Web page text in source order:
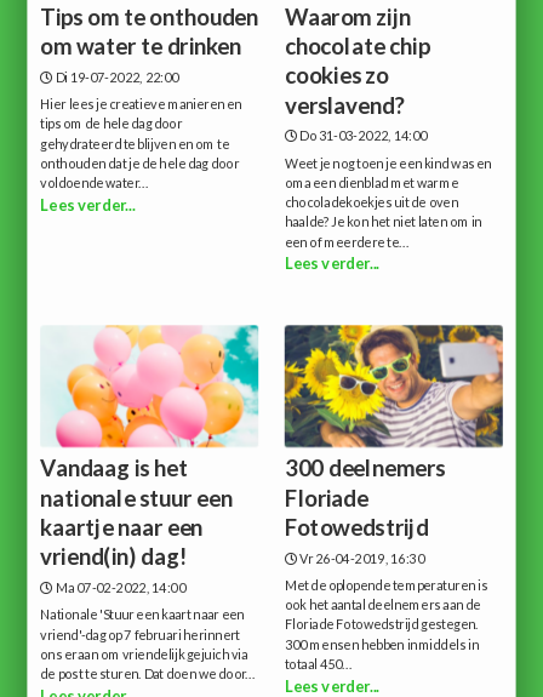
Tips om te onthouden
om water te drinken
Di 19-07-2022, 22:00
Hier lees je creatieve manieren en
tips om de hele dag door
gehydrateerd te blijven en om te
onthouden dat je de hele dag door
voldoende water...
Lees verder...
Waarom zijn
chocolate chip
cookies zo
verslavend?
Do 31-03-2022, 14:00
Weet je nog toen je een kind was en
oma een dienblad met warme
chocoladekoekjes uit de oven
haalde? Je kon het niet laten om in
een of meerdere te...
Lees verder...
Vandaag is het
nationale stuur een
kaartje naar een
vriend(in) dag!
Ma 07-02-2022, 14:00
Nationale 'Stuur een kaart naar een
vriend'-dag op 7 februari herinnert
ons eraan om vriendelijk gejuich via
de post te sturen. Dat doen we door...
300 deelnemers
Floriade
Fotowedstrijd
Vr 26-04-2019, 16:30
Met de oplopende temperaturen is
ook het aantal deelnemers aan de
Floriade Fotowedstrijd gestegen.
300 mensen hebben inmiddels in
totaal 450...
Lees verder...